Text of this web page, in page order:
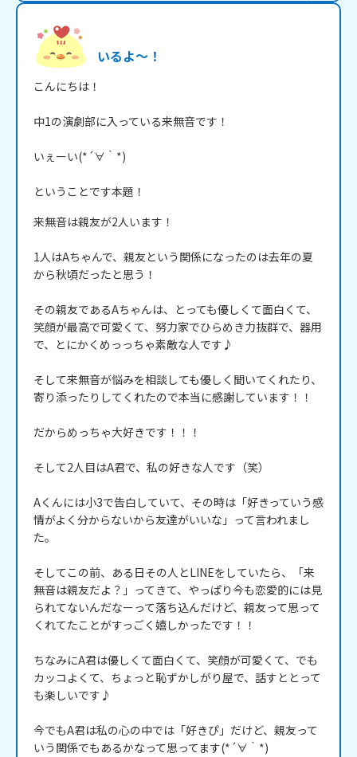
いるよ～！
こんにちは！
中1の演劇部に入っている来無音です！
いぇーい(*´∀｀*)
ということです本題！
来無音は親友が2人います！
1人はAちゃんで、親友という関係になったのは去年の夏
から秋頃だったと思う！
その親友であるAちゃんは、とっても優しくて面白くて、
笑顔が最高で可愛くて、努力家でひらめき力抜群で、器用
で、とにかくめっっちゃ素敵な人です♪
そして来無音が悩みを相談しても優しく聞いてくれたり、
寄り添ったりしてくれたので本当に感謝しています！！
だからめっちゃ大好きです！！！
そして2人目はA君で、私の好きな人です（笑）
Aくんには小3で告白していて、その時は「好きっていう感
情がよく分からないから友達がいいな」って言われまし
た。
そしてこの前、ある日その人とLINEをしていたら、「来
無音は親友だよ？」ってきて、やっぱり今も恋愛的には見
られてないんだなーって落ち込んだけど、親友って思って
くれてたことがすっごく嬉しかったです！！
ちなみにA君は優しくて面白くて、笑顔が可愛くて、でも
カッコよくて、ちょっと恥ずかしがり屋で、話すととって
も楽しいです♪
今でもA君は私の心の中では「好きぴ」だけど、親友って
いう関係でもあるかなって思ってます(*´∀｀*)